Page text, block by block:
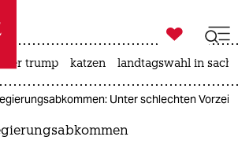
taz zahl ich
taz zahl ich

taz zahl ich
trump katzen landtagswahl in
Unter schlechten